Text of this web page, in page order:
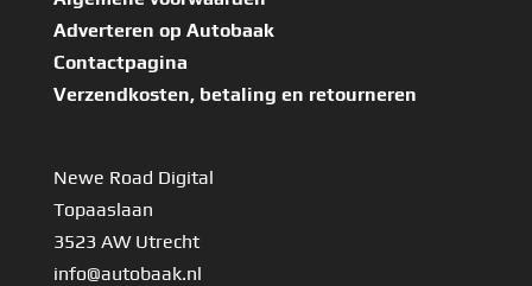
Adverteren op Autobaak
Contactpagina
Verzendkosten, betaling en retourneren
Newe Road Digital
Topaaslaan
3523 AW Utrecht
info@autobaak.nl